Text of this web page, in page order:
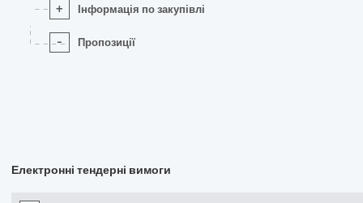
+ Інформація по закупівлі
- Пропозиції
Електронні тендерні вимоги